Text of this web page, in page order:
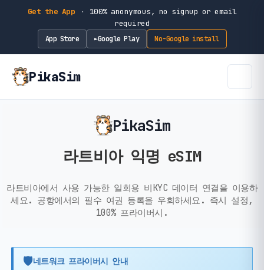
Get the App ·
100% anonymous, no signup or email
required
App Store ►Google Play No-Google install
PikaSim
PikaSim
라트비아 익명 eSIM
라트비아에서 사용 가능한 일회용 비KYC 데이터 연결을 이용하
세요. 공항에서의 필수 여권 등록을 우회하세요. 즉시 설정,
100% 프라이버시.
🛡️네트워크 프라이버시 안내